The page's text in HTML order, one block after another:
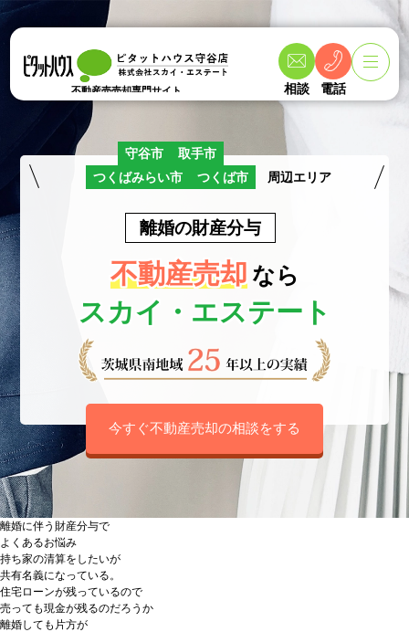
不動産売売却専門サイト 相談 電話
守谷市
取手市
つくばみらい市
つくば市 周辺エリア
離婚の財産分与
不動産売却 なら
スカイ・エステート
今すぐ不動産売却の相談をする
離婚に伴う財産分与で
よくあるお悩み
持ち家の清算をしたいが
共有名義になっている 。
住宅ローンが残っているので
売っても現金が残るのだろうか
離婚しても片方が